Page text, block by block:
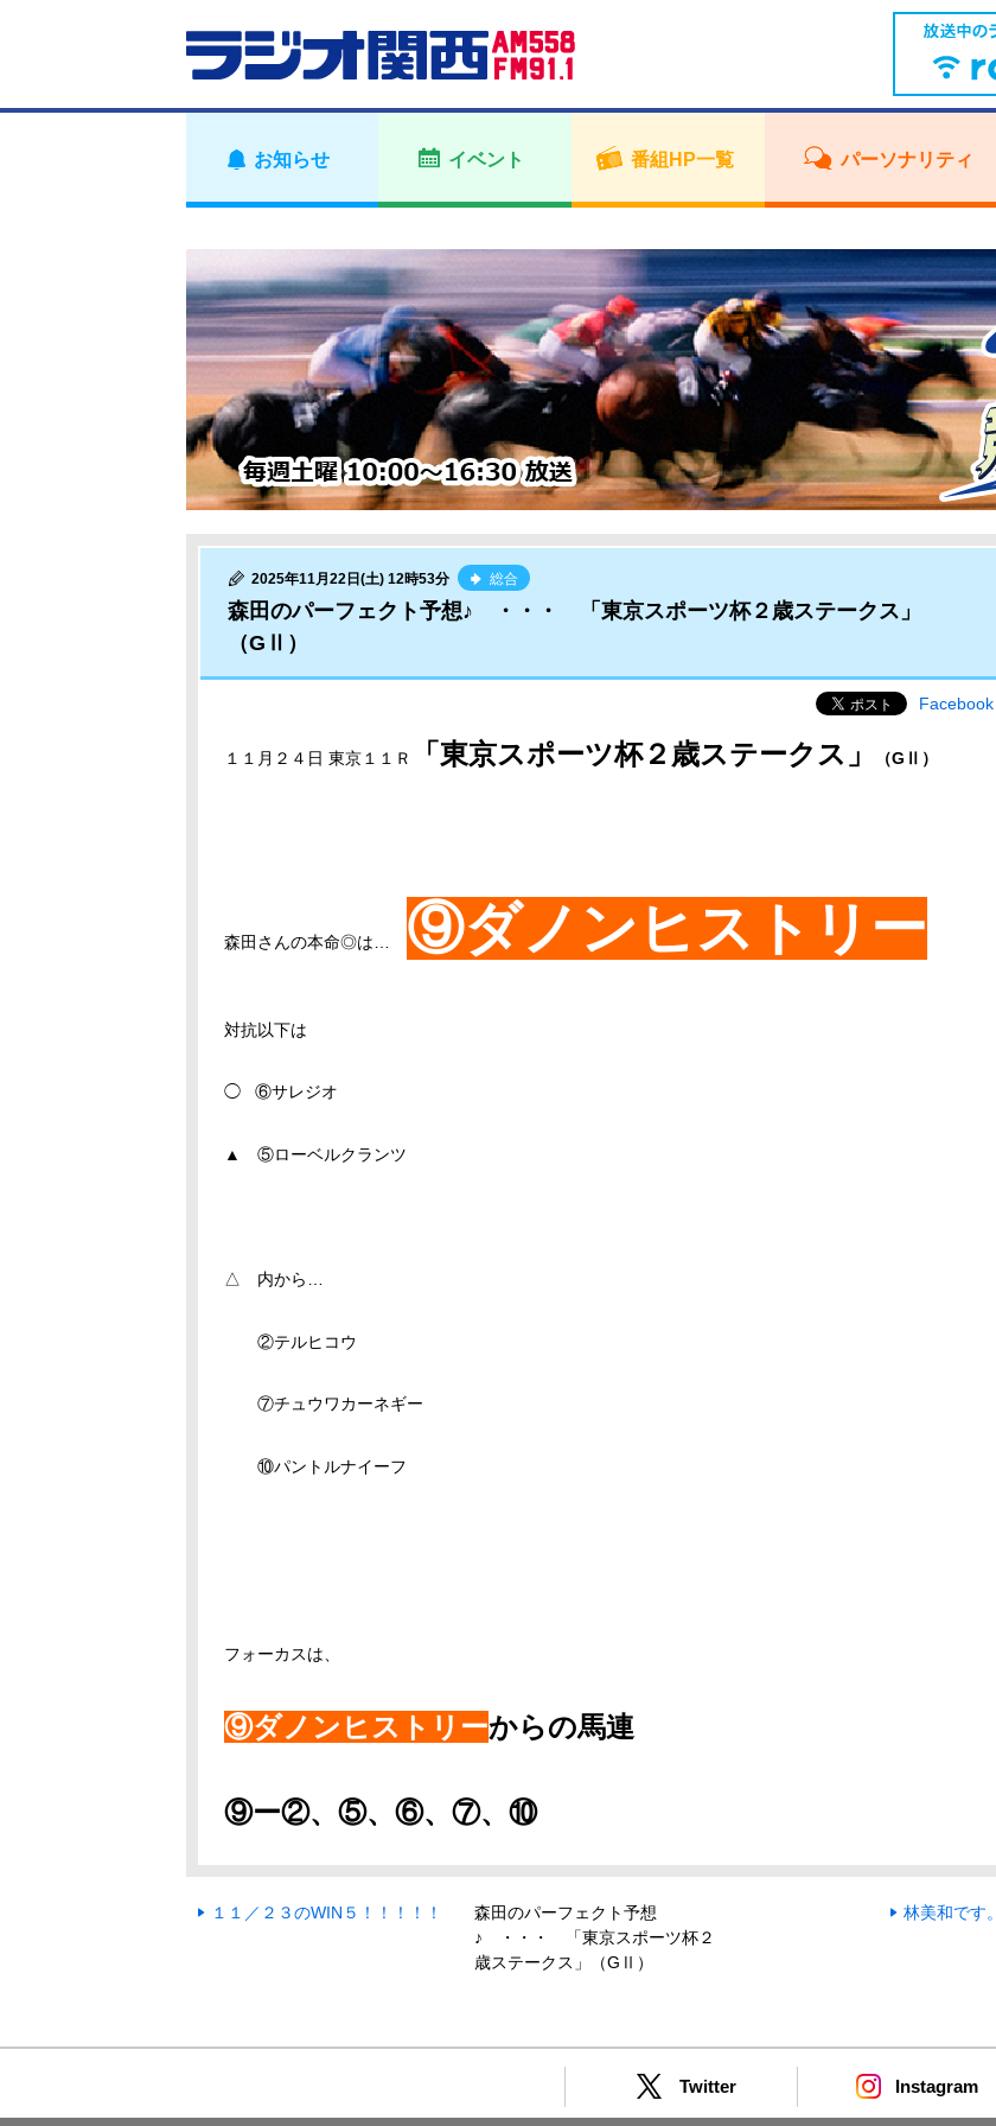
お知らせ イベント 番組HP一覧 パーソナリティ
2025年11月22日(土) 12時53分 総合
森田のパーフェクト予想♪ ・・・ 「東京スポーツ杯２歳ステークス」
（GⅡ）
Facebook
１１月２４日 東京１１Ｒ 「東京スポーツ杯２歳ステークス 」 （GⅡ）
森田さんの本命◎は… ⑨ダノンヒストリー
対抗以下は
◯ ⑥サレジオ
▲ ⑤ローベルクランツ
△ 内から…
②テルヒコウ
⑦チュウワカーネギー
⑩パントルナイーフ
フォーカスは、
⑨ダノンヒストリーからの馬連
⑨ー②、⑤、⑥、⑦、⑩
１１／２３のWIN５！！！！！
森田のパーフェクト予想
♪ ・・・ 「東京スポーツ杯２
歳ステークス」（GⅡ）
林美和です。
Twitter Instagram